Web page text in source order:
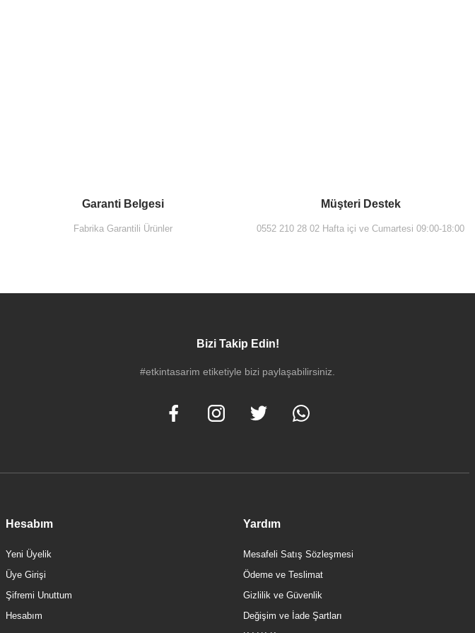
Garanti Belgesi
Fabrika Garantili Ürünler
Müşteri Destek
0552 210 28 02 Hafta içi ve Cumartesi 09:00-18:00
Bizi Takip Edin!
#etkintasarim etiketiyle bizi paylaşabilirsiniz.
Hesabım
Yeni Üyelik
Üye Girişi
Şifremi Unuttum
Hesabım
Yardım
Mesafeli Satış Sözleşmesi
Ödeme ve Teslimat
Gizlilik ve Güvenlik
Değişim ve İade Şartları